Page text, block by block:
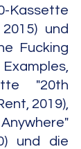
Kassette
und
Fucking
"20th
2019),
und die